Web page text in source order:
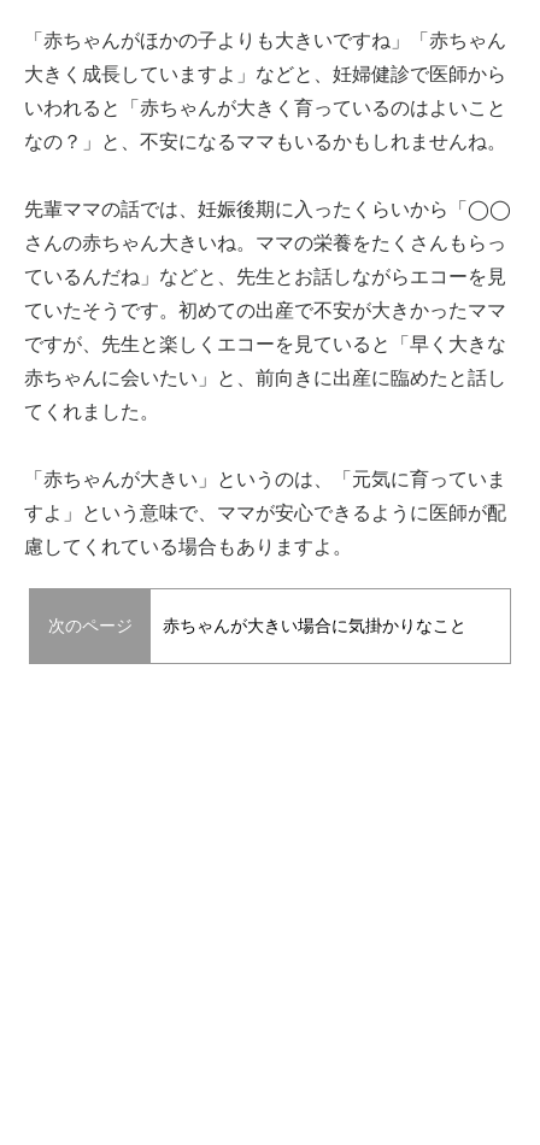
「赤ちゃんがほかの子よりも大きいですね」「赤ちゃん
大きく成長していますよ」などと、妊婦健診で医師から
いわれると「赤ちゃんが大きく育っているのはよいこと
なの？」と、不安になるママもいるかもしれませんね。
先輩ママの話では、妊娠後期に入ったくらいから「◯◯
さんの赤ちゃん大きいね。ママの栄養をたくさんもらっ
ているんだね」などと、先生とお話しながらエコーを見
ていたそうです。初めての出産で不安が大きかったママ
ですが、先生と楽しくエコーを見ていると「早く大きな
赤ちゃんに会いたい」と、前向きに出産に臨めたと話し
てくれました。
「赤ちゃんが大きい」というのは、「元気に育っていま
すよ」という意味で、ママが安心できるように医師が配
慮してくれている場合もありますよ。
次のページ 赤ちゃんが大きい場合に気掛かりなこと